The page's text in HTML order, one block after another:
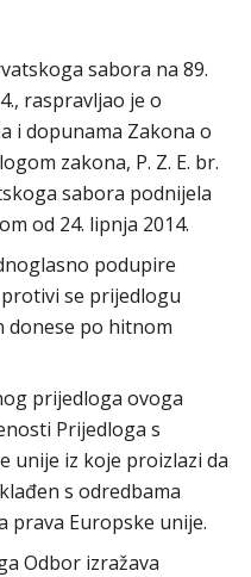
sabora na 89.
raspravljao je o
i dopunama Zakona o
zakona, P. Z. E. br.
sabora podnijela
od 24. lipnja 2014.
podupire
se prijedlogu
donese po hitnom
prijedloga ovoga
Prijedloga s
unije iz koje proizlazi da
s odredbama
prava Europske unije.
Odbor izražava